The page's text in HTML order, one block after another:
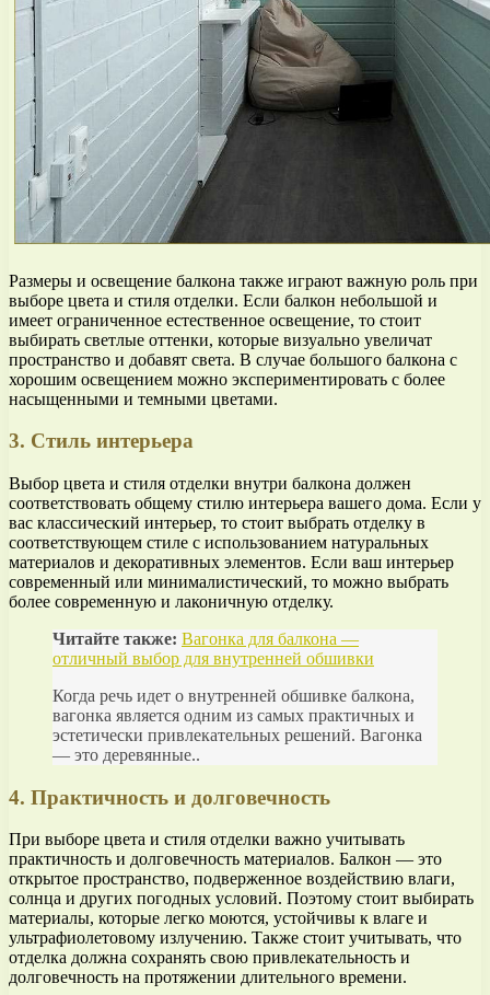
Размеры и освещение балкона также играют важную роль при
выборе цвета и стиля отделки. Если балкон небольшой и
имеет ограниченное естественное освещение, то стоит
выбирать светлые оттенки, которые визуально увеличат
пространство и добавят света. В случае большого балкона с
хорошим освещением можно экспериментировать с более
насыщенными и темными цветами.
3. Стиль интерьера
Выбор цвета и стиля отделки внутри балкона должен
соответствовать общему стилю интерьера вашего дома. Если у
вас классический интерьер, то стоит выбрать отделку в
соответствующем стиле с использованием натуральных
материалов и декоративных элементов. Если ваш интерьер
современный или минималистический, то можно выбрать
более современную и лаконичную отделку.
Читайте также: Вагонка для балкона —
отличный выбор для внутренней обшивки
Когда речь идет о внутренней обшивке балкона,
вагонка является одним из самых практичных и
эстетически привлекательных решений. Вагонка
— это деревянные..
4. Практичность и долговечность
При выборе цвета и стиля отделки важно учитывать
практичность и долговечность материалов. Балкон — это
открытое пространство, подверженное воздействию влаги,
солнца и других погодных условий. Поэтому стоит выбирать
материалы, которые легко моются, устойчивы к влаге и
ультрафиолетовому излучению. Также стоит учитывать, что
отделка должна сохранять свою привлекательность и
долговечность на протяжении длительного времени.